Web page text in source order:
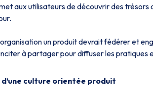
aux utilisateurs de découvrir des trésors
organisation un produit devrait fédérer et
à partager pour diffuser les pratiques
culture orientée produit